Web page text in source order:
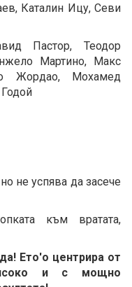
Каталин Ицу, Севи
Пастор, Теодор
Мартино, Макс
Жордао, Мохамед
не успява да засече
към вратата,
Ето'о центрира от
и с мощно